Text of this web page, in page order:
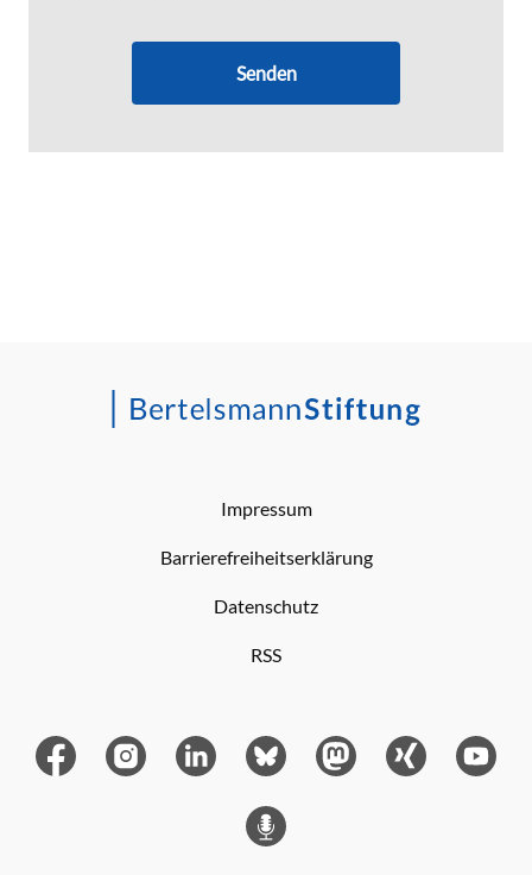
Senden
Impressum
Barrierefreiheitserklärung
Datenschutz
RSS